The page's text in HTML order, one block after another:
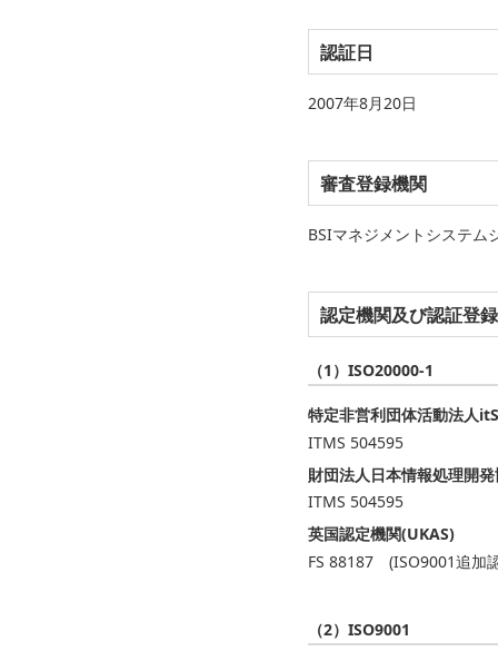
認証日
2007年8月20日
審査登録機関
BSIマネジメントシステム
認定機関及び認証登
（1）ISO20000-1
特定非営利団体活動法人
ITMS 504595
財団法人日本情報処理開
ITMS 504595
英国認定機関(UKAS)
FS 88187 (ISO9001追加
（2）ISO9001